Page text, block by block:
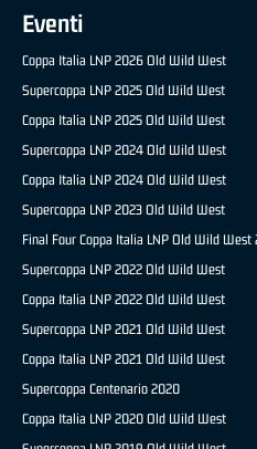
Eventi
Coppa Italia LNP 2026 Old Wild West
Supercoppa LNP 2025 Old Wild West
Coppa Italia LNP 2025 Old Wild West
Supercoppa LNP 2024 Old Wild West
Coppa Italia LNP 2024 Old Wild West
Supercoppa LNP 2023 Old Wild West
Final Four Coppa Italia LNP Old Wild West
Supercoppa LNP 2022 Old Wild West
Coppa Italia LNP 2022 Old Wild West
Supercoppa LNP 2021 Old Wild West
Coppa Italia LNP 2021 Old Wild West
Supercoppa Centenario 2020
Coppa Italia LNP 2020 Old Wild West